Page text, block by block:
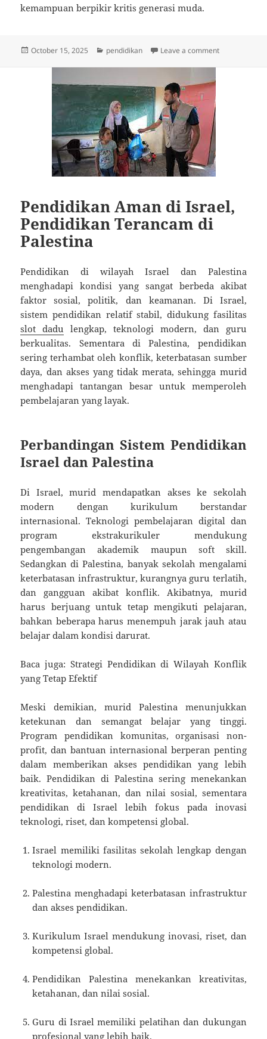
kemampuan berpikir kritis generasi muda.
Posted
October 15, 2025 Categories
pendidikan Leave a commenton
Pendidikan Aman di Israel,
Pendidikan Terancam di
Palestina
Pendidikan di wilayah Israel dan Palestina
menghadapi kondisi yang sangat berbeda akibat
faktor sosial, politik, dan keamanan. Di Israel,
sistem pendidikan relatif stabil, didukung fasilitas
slot dadu
lengkap, teknologi modern, dan guru
berkualitas. Sementara di Palestina, pendidikan
sering terhambat oleh konflik, keterbatasan sumber
daya, dan akses yang tidak merata, sehingga murid
menghadapi tantangan besar untuk memperoleh
pembelajaran yang layak.
Perbandingan Sistem Pendidikan
Israel dan Palestina
Di Israel, murid mendapatkan akses ke sekolah
modern dengan kurikulum berstandar
internasional. Teknologi pembelajaran digital dan
program ekstrakurikuler mendukung
pengembangan akademik maupun soft skill.
Sedangkan di Palestina, banyak sekolah mengalami
keterbatasan infrastruktur, kurangnya guru terlatih,
dan gangguan akibat konflik. Akibatnya, murid
harus berjuang untuk tetap mengikuti pelajaran,
bahkan beberapa harus menempuh jarak jauh atau
belajar dalam kondisi darurat.
Baca juga: Strategi Pendidikan di Wilayah Konflik
yang Tetap Efektif
Meski demikian, murid Palestina menunjukkan
ketekunan dan semangat belajar yang tinggi.
Program pendidikan komunitas, organisasi non-
profit, dan bantuan internasional berperan penting
dalam memberikan akses pendidikan yang lebih
baik. Pendidikan di Palestina sering menekankan
kreativitas, ketahanan, dan nilai sosial, sementara
pendidikan di Israel lebih fokus pada inovasi
teknologi, riset, dan kompetensi global.
Israel memiliki fasilitas sekolah lengkap dengan
teknologi modern.
Palestina menghadapi keterbatasan infrastruktur
dan akses pendidikan.
Kurikulum Israel mendukung inovasi, riset, dan
kompetensi global.
Pendidikan Palestina menekankan kreativitas,
ketahanan, dan nilai sosial.
Guru di Israel memiliki pelatihan dan dukungan
profesional yang lebih baik.